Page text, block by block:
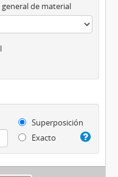
general de material
Superposición
Exacto